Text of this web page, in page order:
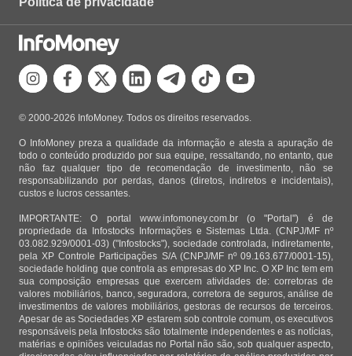
© 2000-2026 InfoMoney. Todos os direitos reservados.
O InfoMoney preza a qualidade da informação e atesta a apuração de
todo o conteúdo produzido por sua equipe, ressaltando, no entanto, que
não faz qualquer tipo de recomendação de investimento, não se
responsabilizando por perdas, danos (diretos, indiretos e incidentais),
custos e lucros cessantes.
IMPORTANTE: O portal www.infomoney.com.br (o "Portal") é de
propriedade da Infostocks Informações e Sistemas Ltda. (CNPJ/MF nº
03.082.929/0001-03) ("Infostocks"), sociedade controlada, indiretamente,
pela XP Controle Participações S/A (CNPJ/MF nº 09.163.677/0001-15),
sociedade holding que controla as empresas do XP Inc. O XP Inc tem em
sua composição empresas que exercem atividades de: corretoras de
valores mobiliários, banco, seguradora, corretora de seguros, análise de
investimentos de valores mobiliários, gestoras de recursos de terceiros.
Apesar de as Sociedades XP estarem sob controle comum, os executivos
responsáveis pela Infostocks são totalmente independentes e as notícias,
matérias e opiniões veiculadas no Portal não são, sob qualquer aspecto,